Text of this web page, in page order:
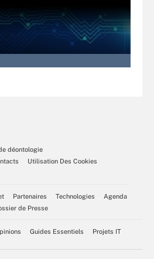
déontologie
Utilisation Des Cookies
Partenaires Technologies
Agenda
de Presse
Guides Essentiels Projets IT